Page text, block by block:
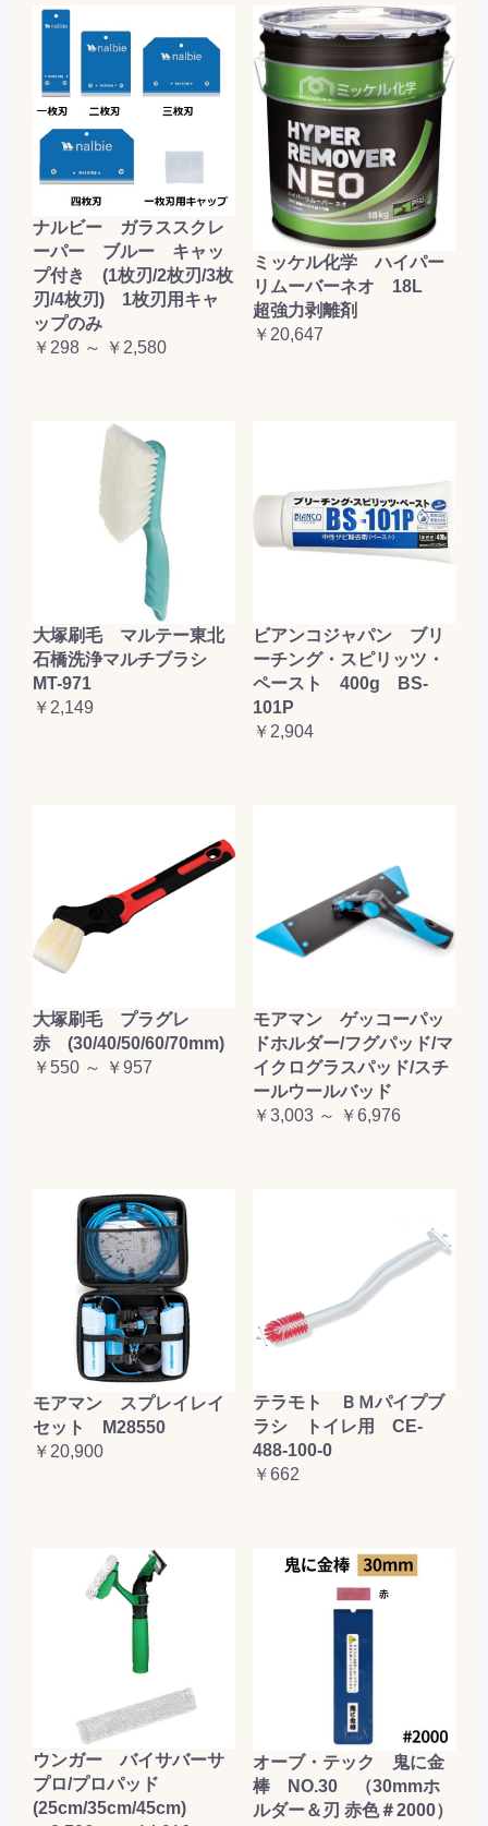
ナルビー ガラススクレ
ーパー ブルー キャッ
プ付き (1枚刃/2枚刃/3枚
刃/4枚刃) 1枚刃用キャ
ップのみ
￥298 ～ ￥2,580
ミッケル化学 ハイパー
リムーバーネオ 18L
超強力剥離剤
￥20,647
大塚刷毛 マルテー東北
石橋洗浄マルチブラシ
MT-971
￥2,149
ビアンコジャパン ブリ
ーチング・スピリッツ・
ペースト 400g BS-
101P
￥2,904
大塚刷毛 プラグレ
赤 (30/40/50/60/70mm)
￥550 ～ ￥957
モアマン ゲッコーパッ
ドホルダー/フグパッド/マ
イクログラスパッド/スチ
ールウールバッド
￥3,003 ～ ￥6,976
モアマン スプレイレイ
セット M28550
￥20,900
テラモト ＢＭパイプブ
ラシ トイレ用 CE-
488-100-0
￥662
ウンガー バイサバーサ
プロ/プロパッド
(25cm/35cm/45cm)
オーブ・テック 鬼に金
棒 NO.30 （30mmホ
ルダー＆刃 赤色＃2000）